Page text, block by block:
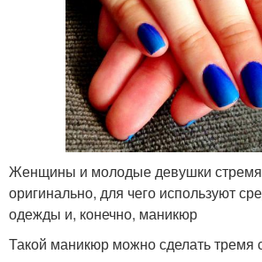
Женщины и молодые девушки
оригинально, для чего используют
одежды и, конечно, маникюр
Такой маникюр можно сделать тремя